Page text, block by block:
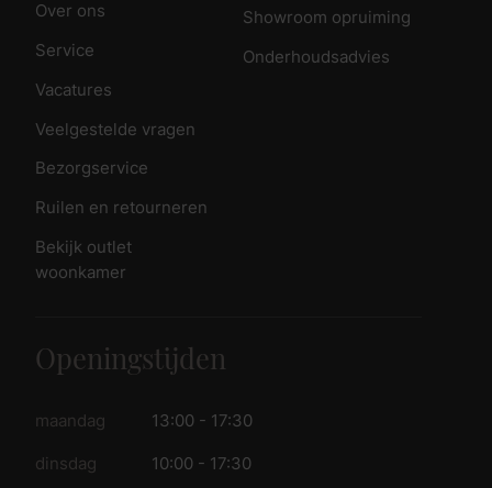
Over ons
Service
Vacatures
Veelgestelde vragen
Bezorgservice
Ruilen en retourneren
Bekijk outlet
woonkamer
Showroom opruiming
Onderhoudsadvies
Openingstijden
maandag 13:00 - 17:30
dinsdag 10:00 - 17:30